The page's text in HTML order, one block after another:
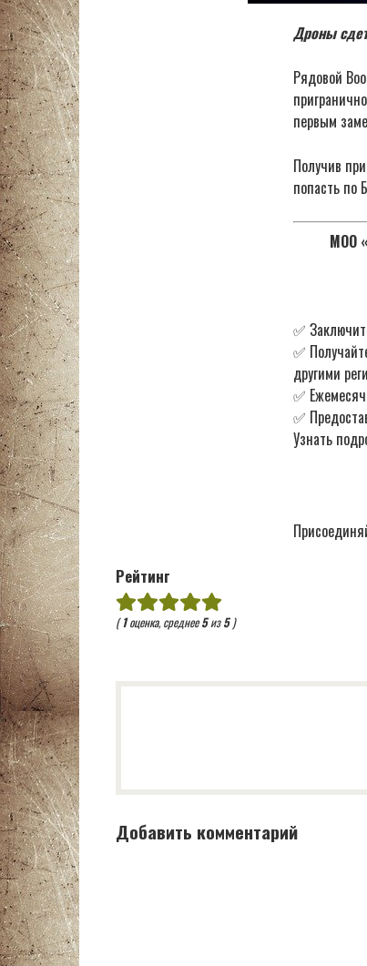
Дроны
Рядовой
первым
Получив
попасть по
МОО
✅
✅
другими
✅
✅
Узнать
Рейтинг
(1оценка, среднее5из5)
Добавить комментарий